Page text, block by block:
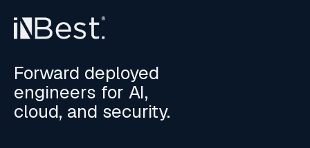
Forward deployed
engineers for AI,
cloud, and security.